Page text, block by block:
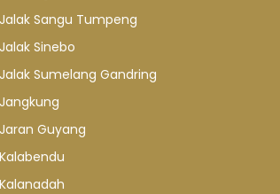
Sangu Tumpeng
Sinebo
Sumelang Gandring
Guyang